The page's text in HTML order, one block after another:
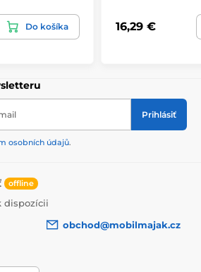
Do košíka 16,29 €
Prihlásiť
osobních údajů.
offline
dispozícii
obchod@mobilmajak.cz